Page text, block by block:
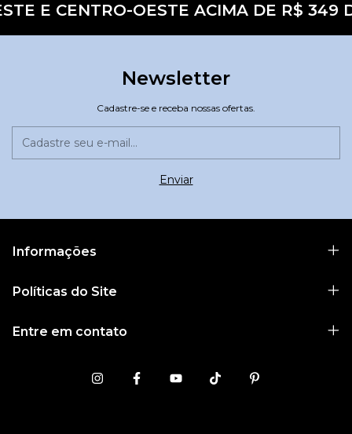
E CENTRO-OESTE ACIMA DE R$ 349
Newsletter
Cadastre-se e receba nossas ofertas.
Informações
Políticas do Site
Entre em contato